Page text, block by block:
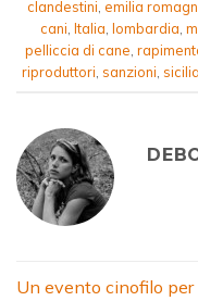
clandestini emilia
cani Italia lombardia
pelliccia di cane
riproduttori sanzioni sicilia
Un evento cinofilo per